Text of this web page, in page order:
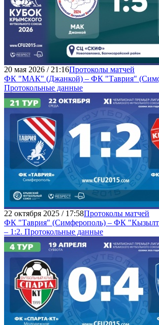
20 мая 2026 / 21:16Протоколы матчей
ФК "МАК" (Джанкой) – ФК "Таврия"
Протокольные данные
22 октября 2025 / 17:58Протоколы матчей
ФК "Таврия" (Симферополь) – ФК
– 1:2. Протокольные данные